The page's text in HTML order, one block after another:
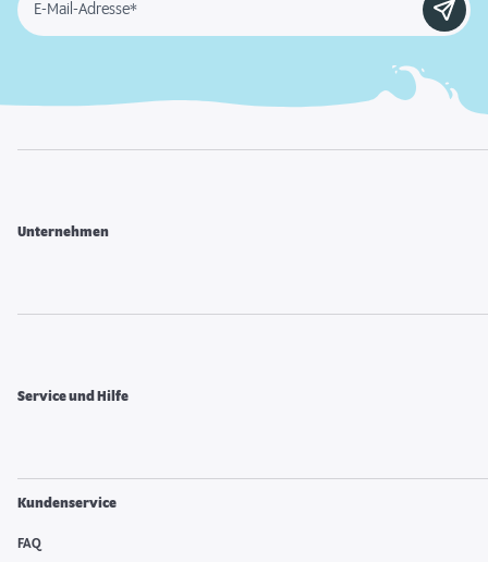
E-Mail-Adresse*
Unternehmen
Service und Hilfe
Kundenservice
FAQ